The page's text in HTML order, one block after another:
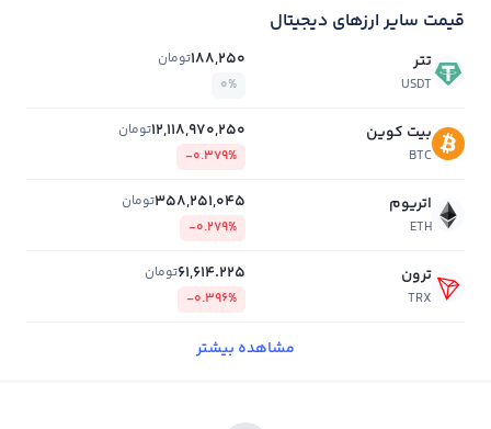
قیمت سایر ارزهای دیجیتال
تتر
USDT
188,250تومان
0%
بیت کوین
BTC
12,118,970,250تومان
-0.379%
اتریوم
ETH
358,251,045تومان
-0.279%
ترون
TRX
61,614.225تومان
-0.396%
مشاهده بیشتر